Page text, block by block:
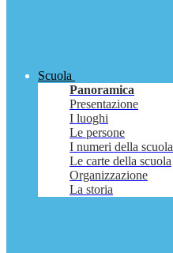
Scuola
Panoramica
Presentazione
I luoghi
Le persone
I numeri della scuola
Le carte della scuola
Organizzazione
La storia